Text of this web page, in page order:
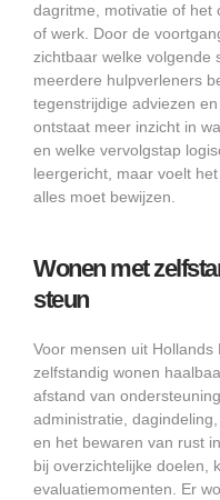
dagritme, motivatie of het
of werk. Door de
zichtbaar welke volgende
meerdere hulpverleners
tegenstrijdige adviezen
ontstaat meer inzicht in
en welke vervolgstap
leergericht, maar voelt
alles moet bewijzen.
Wonen met
steun
Voor mensen uit
zelfstandig wonen
afstand van
administratie,
en het bewaren van rust
bij overzichtelijke doelen,
evaluatiemomenten. Er